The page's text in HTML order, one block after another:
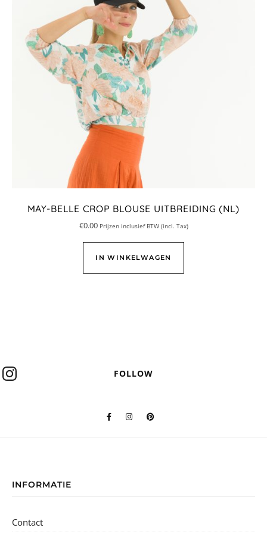
MAY-BELLE CROP BLOUSE UITBREIDING (NL)
€0.00 Prijzen inclusief BTW (incl. Tax)
IN WINKELWAGEN
FOLLOW
INFORMATIE
Contact